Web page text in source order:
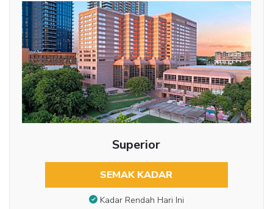
Superior
SEMAK KADAR
Kadar Rendah Hari Ini